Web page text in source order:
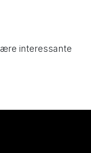
interessante